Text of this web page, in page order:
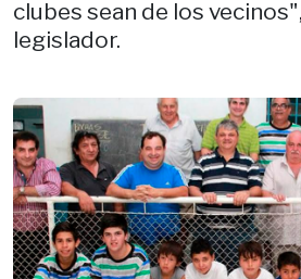
clubes sean de los
legislador.